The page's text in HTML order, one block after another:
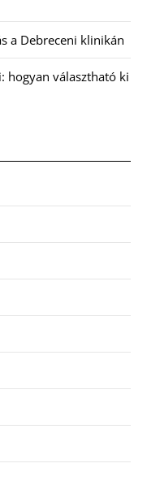
a Debreceni klinikán
hogyan választható ki